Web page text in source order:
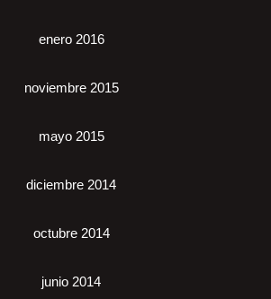
enero 2016
noviembre 2015
mayo 2015
diciembre 2014
octubre 2014
junio 2014